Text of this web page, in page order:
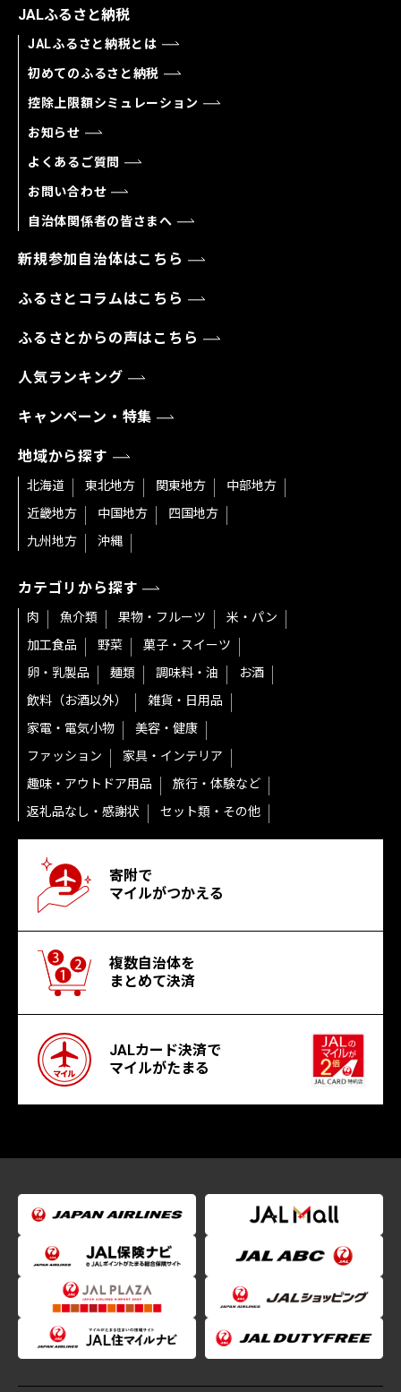
JALふるさと納税
JALふるさと納税とは
初めてのふるさと納税
控除上限額シミュレーション
お知らせ
よくあるご質問
お問い合わせ
自治体関係者の皆さまへ
新規参加自治体はこちら
ふるさとコラムはこちら
ふるさとからの声はこちら
人気ランキング
キャンペーン・特集
地域から探す
北海道 東北地方 関東地方
中部地方
近畿地方
中国地方
四国地方
九州地方
沖縄
カテゴリから探す
肉 魚介類 果物・フルーツ
米・パン
加工食品
野菜
菓子・スイーツ
卵・乳製品
麺類 調味料・油
お酒
飲料（お酒以外）
雑貨・日用品
家電・電気小物
美容・健康
ファッション
家具・インテリア
趣味・アウトドア用品
旅行・体験など
返礼品なし・感謝状
セット類・その他
寄附で
マイルがつかえる
複数自治体を
まとめて決済
JALカード決済で
マイルがたまる